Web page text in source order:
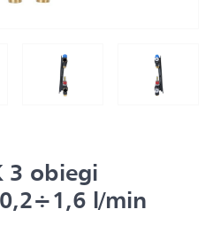
3 obiegi
l/min